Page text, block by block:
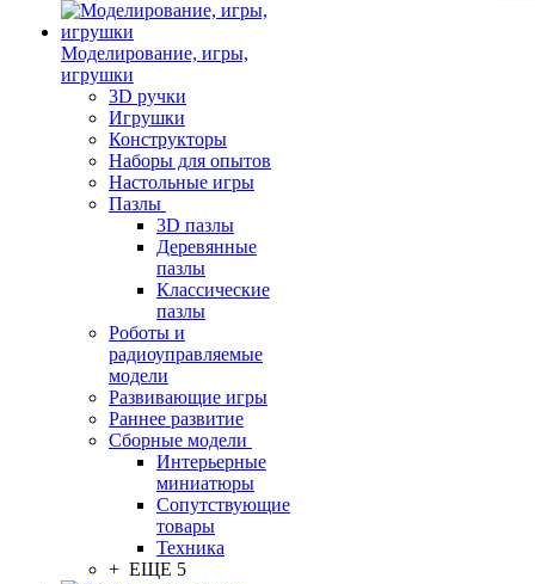
Моделирование, игры,
игрушки
3D ручки
Игрушки
Конструкторы
Наборы для опытов
Настольные игры
Пазлы
3D пазлы
Деревянные
пазлы
Классические
пазлы
Роботы и
радиоуправляемые
модели
Развивающие игры
Раннее развитие
Сборные модели
Интерьерные
миниатюры
Сопутствующие
товары
Техника
+ ЕЩЕ 5